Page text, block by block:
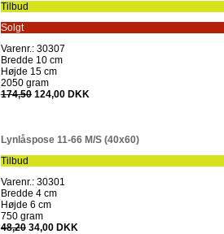
Tilbud
Solgt
Varenr.: 30307
Bredde 10 cm
Højde 15 cm
2050 gram
174,50 124,00 DKK
Lynlåspose 11-66 M/S (40x60)
Tilbud
Varenr.: 30301
Bredde 4 cm
Højde 6 cm
750 gram
48,20 34,00 DKK